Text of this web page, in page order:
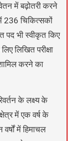
में बढ़ोतरी करने
236 चिकित्सकों
पद भी स्वीकृत किए
लिखित परीक्षा
करने का
के लक्ष्य के
में एक वर्ष के
में हिमाचल